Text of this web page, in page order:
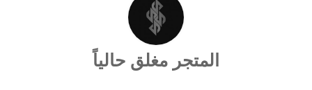
المتجر مغلق حالياً